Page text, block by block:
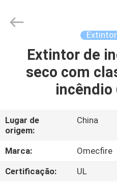
CASA
PRODUTOS
VÍDEOS
SOBRE
NÓS
& Equipment
Extintor de
seco com
incêndio
Lugar de
origem:
China
Marca:
Omecfire
Certificação:
UL